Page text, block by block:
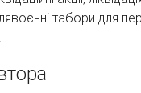
табори для